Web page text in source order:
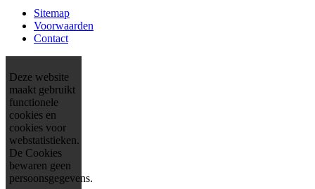
Sitemap
Voorwaarden
Contact
Deze website
maakt gebruikt
functionele
cookies en
cookies voor
webstatistieken.
De Cookies
bewaren geen
persoonsgegevens.